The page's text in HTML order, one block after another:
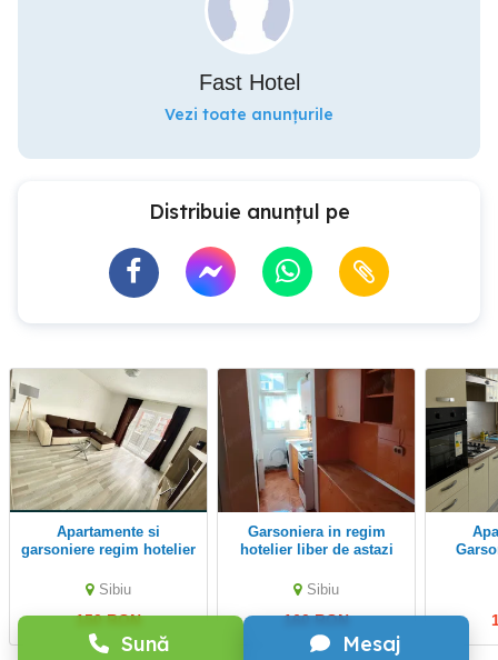
Sună Mesaj
Fast Hotel
Vezi toate anunțurile
Distribuie anunțul pe
Apartamente si
garsoniere regim hotelier
Sibiu
150 RON
Garsoniera in regim
hotelier liber de astazi
Sibiu
160 RON
Apartamente si